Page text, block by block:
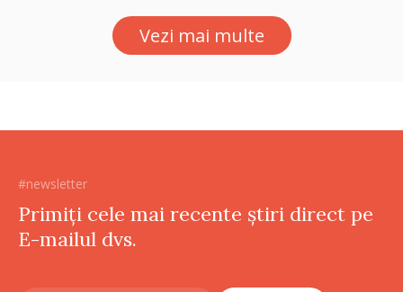
Vezi mai multe
#newsletter
Primiți cele mai recente știri direct pe
E-mailul dvs.